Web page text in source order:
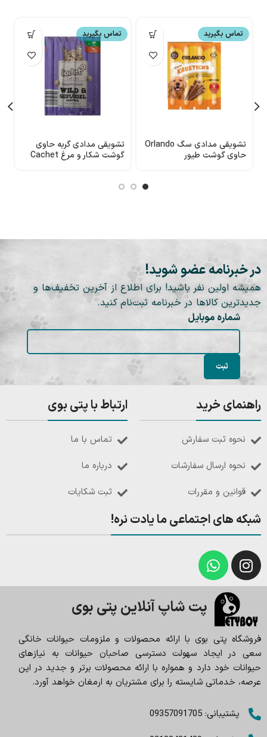
تماس بگیرید
تشویقی مدادی سگ Orlando
حاوی گوشت طیور
تماس بگیرید
تشویقی مدادی گربه حاوی
گوشت شکار و مرغ Cachet
در خبرنامه عضو شوید!
همیشه اولین نفر باشید! برای اطلاع از آخرین تخفیف‌ها و
جدیدترین کالاها در خبرنامه ثبت‌نام کنید.
شماره موبایل
راهنمای خرید
نحوه ثبت سفارش
نحوه ارسال سفارشات
قوانین و مقررات
ارتباط با پتی بوی
تماس با ما
درباره ما
ثبت شکایات
شبکه های اجتماعی ما یادت نره!
پت شاپ آنلاین پتی بوی
فروشگاه پتی بوی با ارائه محصولات و ملزومات حیوانات خانگی
سعی در ایجاد سهولت دسترسی صاحبان حیوانات به نیازهای
حیوانات خود دارد و همواره با ارائه محصولات برتر و جدید در این
عرصه، خدماتی شایسته را برای مشتریان به ارمغان خواهد آورد.
پشتیبانی: 09357091705